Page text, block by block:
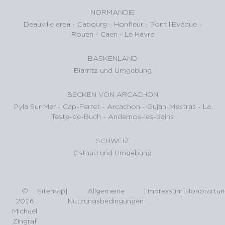
NORMANDIE
Deauville area - Cabourg - Honfleur - Pont l’Evêque -
Rouen - Caen - Le Havre
BASKENLAND
Biarritz und Umgebung
BECKEN VON ARCACHON
Pyla Sur Mer - Cap-Ferret - Arcachon - Gujan-Mestras - La
Teste-de-Buch - Andernos-les-bains
SCHWEIZ
Gstaad und Umgebung
©
2026
Michaël
Zingraf
Sitemap |
Allgemeine
Nutzungsbedingungen
| Impressum |